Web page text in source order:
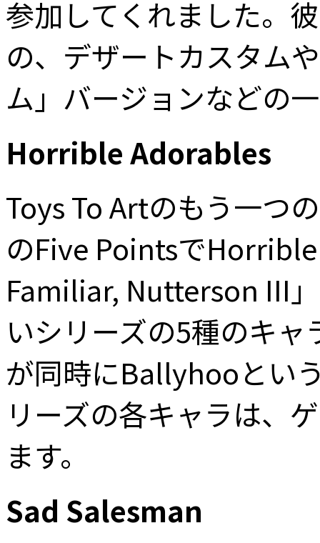
参加してくれました。
の、デザートカスタム
ム」バージョンなどの
Horrible Adorables
Toys To Artのもう一つ
のFive Pointsで
Familiar, Nutterson III
いシリーズの5種のキ
が同時にBallyhooとい
リーズの各キャラは、
ます。
Sad Salesman